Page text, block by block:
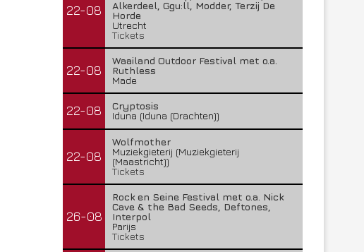
22-08
Alkerdeel, Ggu:ll, Modder, Terzij De
Horde
Utrecht
Tickets
22-08
Waailand Outdoor Festival met o.a.
Ruthless
Made
22-08
Cryptosis
Iduna (Iduna (Drachten))
22-08
Wolfmother
Muziekgieterij (Muziekgieterij
(Maastricht))
Tickets
26-08
Rock en Seine Festival met o.a. Nick
Cave & the Bad Seeds, Deftones,
Interpol
Parijs
Tickets